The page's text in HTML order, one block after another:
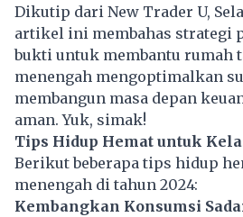
Dikutip dari New Trader U,
artikel ini membahas strategi
bukti untuk membantu rumah
menengah mengoptimalkan
membangun masa depan
aman. Yuk, simak!
Tips Hidup Hemat untuk
Berikut beberapa tips hidup
menengah di tahun 2024:
Kembangkan Konsumsi